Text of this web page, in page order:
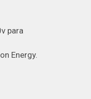
para
Energy.